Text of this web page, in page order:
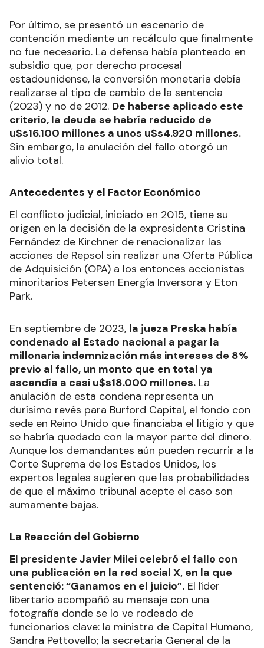
Por último, se presentó un escenario de
contención mediante un recálculo que finalmente
no fue necesario. La defensa había planteado en
subsidio que, por derecho procesal
estadounidense, la conversión monetaria debía
realizarse al tipo de cambio de la sentencia
(2023) y no de 2012. De haberse aplicado este
criterio, la deuda se habría reducido de
u$s16.100 millones a unos u$s4.920 millones.
Sin embargo, la anulación del fallo otorgó un
alivio total.
Antecedentes y el Factor Económico
El conflicto judicial, iniciado en 2015, tiene su
origen en la decisión de la expresidenta Cristina
Fernández de Kirchner de renacionalizar las
acciones de Repsol sin realizar una Oferta Pública
de Adquisición (OPA) a los entonces accionistas
minoritarios Petersen Energía Inversora y Eton
Park.
En septiembre de 2023, la jueza Preska había
condenado al Estado nacional a pagar la
millonaria indemnización más intereses de 8%
previo al fallo, un monto que en total ya
ascendía a casi u$s18.000 millones. La
anulación de esta condena representa un
durísimo revés para Burford Capital, el fondo con
sede en Reino Unido que financiaba el litigio y que
se habría quedado con la mayor parte del dinero.
Aunque los demandantes aún pueden recurrir a la
Corte Suprema de los Estados Unidos, los
expertos legales sugieren que las probabilidades
de que el máximo tribunal acepte el caso son
sumamente bajas.
La Reacción del Gobierno
El presidente Javier Milei celebró el fallo con
una publicación en la red social X, en la que
sentenció: “Ganamos en el juicio”. El líder
libertario acompañó su mensaje con una
fotografía donde se lo ve rodeado de
funcionarios clave: la ministra de Capital Humano,
Sandra Pettovello; la secretaria General de la